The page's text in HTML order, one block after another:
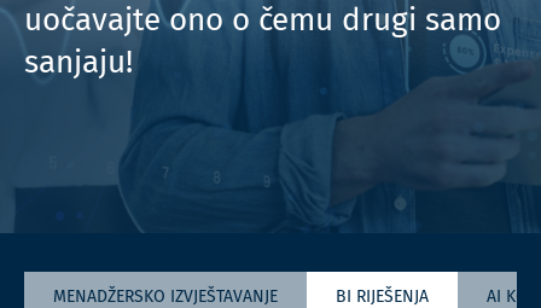
uočavajte ono o čemu drugi samo
sanjaju!
MENADŽERSKO IZVJEŠTAVANJE BI RIJEŠENJA AI